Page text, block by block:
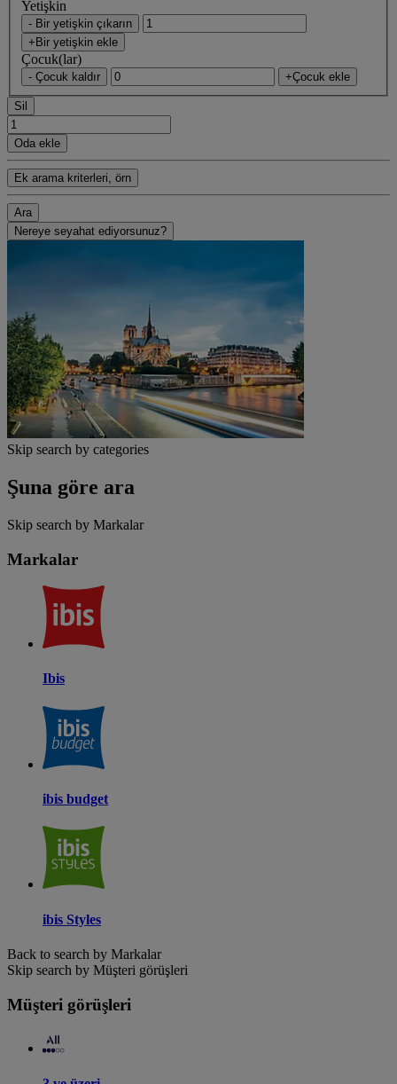
Yetişkin
- Bir yetişkin çıkarın
+Bir yetişkin ekle
Çocuk(lar)
- Çocuk kaldır +Çocuk ekle
Sil
Oda ekle
Ek arama kriterleri, örn
Ara
Nereye seyahat ediyorsunuz?
Skip search by categories
Şuna göre ara
Skip search by Markalar
Markalar
Ibis
ibis budget
ibis Styles
Back to search by Markalar
Skip search by Müşteri görüşleri
Müşteri görüşleri